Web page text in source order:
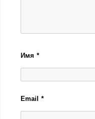
Имя*
Email*